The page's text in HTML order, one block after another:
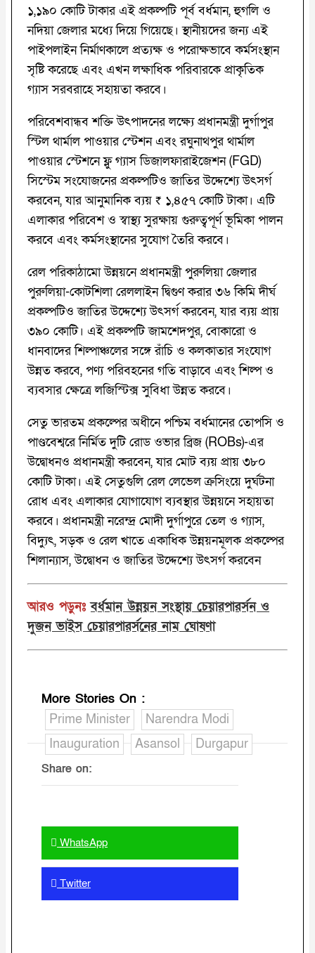
১,১৯০ কোটি টাকার এই প্রকল্পটি পূর্ব বর্ধমান, হুগলি ও
নদিয়া জেলার মধ্যে দিয়ে গিয়েছে। স্থানীয়দের জন্য এই
পাইপলাইন নির্মাণকালে প্রত্যক্ষ ও পরোক্ষভাবে কর্মসংস্থান
সৃষ্টি করেছে এবং এখন লক্ষাধিক পরিবারকে প্রাকৃতিক
গ্যাস সরবরাহে সহায়তা করবে।
পরিবেশবান্ধব শক্তি উৎপাদনের লক্ষ্যে প্রধানমন্ত্রী দুর্গাপুর
স্টিল থার্মাল পাওয়ার স্টেশন এবং রঘুনাথপুর থার্মাল
পাওয়ার স্টেশনে ফ্লু গ্যাস ডিজালফারাইজেশন (FGD)
সিস্টেম সংযোজনের প্রকল্পটিও জাতির উদ্দেশ্যে উৎসর্গ
করবেন, যার আনুমানিক ব্যয় ₹ ১,৪৫৭ কোটি টাকা। এটি
এলাকার পরিবেশ ও স্বাস্থ্য সুরক্ষায় গুরুত্বপূর্ণ ভূমিকা পালন
করবে এবং কর্মসংস্থানের সুযোগ তৈরি করবে।
রেল পরিকাঠামো উন্নয়নে প্রধানমন্ত্রী পুরুলিয়া জেলার
পুরুলিয়া-কোটশিলা রেললাইন দ্বিগুণ করার ৩৬ কিমি দীর্ঘ
প্রকল্পটিও জাতির উদ্দেশ্যে উৎসর্গ করবেন, যার ব্যয় প্রায়
৩৯০ কোটি। এই প্রকল্পটি জামশেদপুর, বোকারো ও
ধানবাদের শিল্পাঞ্চলের সঙ্গে রাঁচি ও কলকাতার সংযোগ
উন্নত করবে, পণ্য পরিবহনের গতি বাড়াবে এবং শিল্প ও
ব্যবসার ক্ষেত্রে লজিস্টিক্স সুবিধা উন্নত করবে।
সেতু ভারতম প্রকল্পের অধীনে পশ্চিম বর্ধমানের তোপসি ও
পাণ্ডবেশ্বরে নির্মিত দুটি রোড ওভার ব্রিজ (ROBs)-এর
উদ্বোধনও প্রধানমন্ত্রী করবেন, যার মোট ব্যয় প্রায় ৩৮০
কোটি টাকা। এই সেতুগুলি রেল লেভেল ক্রসিংয়ে দুর্ঘটনা
রোধ এবং এলাকার যোগাযোগ ব্যবস্থার উন্নয়নে সহায়তা
করবে। প্রধানমন্ত্রী নরেন্দ্র মোদী দুর্গাপুরে তেল ও গ্যাস,
বিদ্যুৎ, সড়ক ও রেল খাতে একাধিক উন্নয়নমূলক প্রকল্পের
শিলান্যাস, উদ্বোধন ও জাতির উদ্দেশ্যে উৎসর্গ করবেন
আরও পড়ুনঃ বর্ধমান উন্নয়ন সংস্থায় চেয়ারপারর্সন ও
দুজন ভাইস চেয়ারপারর্সনের নাম ঘোষণা
More Stories On :
Prime Minister
Narendra Modi
Inauguration
Asansol Durgapur
Share on:
WhatsApp
Twitter